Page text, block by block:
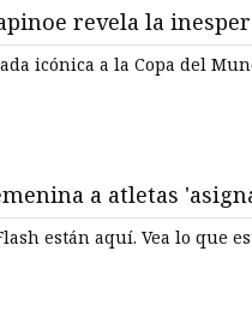
revela la
en la Copa del
icónica a la Copa del
a atletas
está haciendo clic en